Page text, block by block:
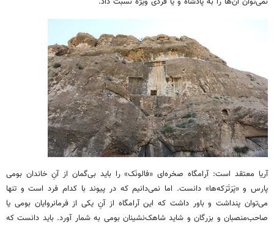
آریا معتقد است: آرامگاه صخره‌ای «فالونَک» را باید بی‌گمان از آنِ خاندان بومی
پارس و «پَرَتَرَکه‌ها» دانست. اما نمی‌دانیم که در پیوند با کدام فرد است و تنها
می‌توان پنداشت و باور داشت که این آرامگاه از آنِ یکی از فرمانروایان بومی یا
صاحب‌منصبان و بزرگان و شاید شاهک‌نشینان بومی به شمار آورد. باید دانست که